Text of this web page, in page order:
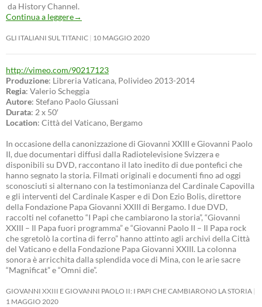
da History Channel.
Continua a leggere→
GLI ITALIANI SUL TITANIC 10 MAGGIO 2020
http://vimeo.com/90217123
Produzione: Libreria Vaticana, Polivideo 2013-2014
Regia: Valerio Scheggia
Autore: Stefano Paolo Giussani
Durata: 2 x 50′
Location: Città del Vaticano, Bergamo
In occasione della canonizzazione di Giovanni XXIII e Giovanni Paolo
II, due documentari diffusi dalla Radiotelevisione Svizzera e
disponibili su DVD, raccontano il lato inedito di due pontefici che
hanno segnato la storia. Filmati originali e documenti fino ad oggi
sconosciuti si alternano con la testimonianza del Cardinale Capovilla
e gli interventi del Cardinale Kasper e di Don Ezio Bolis, direttore
della Fondazione Papa Giovanni XXIII di Bergamo. I due DVD,
raccolti nel cofanetto “I Papi che cambiarono la storia”, “Giovanni
XXIII – Il Papa fuori programma” e “Giovanni Paolo II – Il Papa rock
che sgretolò la cortina di ferro” hanno attinto agli archivi della Città
del Vaticano e della Fondazione Papa Giovanni XXIII. La colonna
sonora è arricchita dalla splendida voce di Mina, con le arie sacre
“Magnificat” e “Omni die”.
GIOVANNI XXIII E GIOVANNI PAOLO II: I PAPI CHE CAMBIARONO LA STORIA
1 MAGGIO 2020